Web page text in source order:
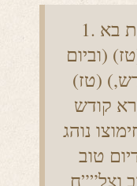
1. משך חכמה שמות פרשת בא
(וביום
(טז) (וביום הראשון מקרא קודש,
הנה
נוהג
טוב
וצל””ח